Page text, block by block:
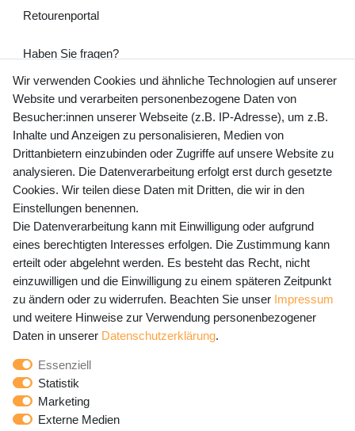
Retourenportal
Haben Sie fragen?
+49 (0) 35243 460 400
Mo-Fr 9-15 Uhr
shop@banjado.com
Preisangaben inkl. gesetzl. MwSt. und zzgl. Service- und
Versandkosten
Newsletter Anmeldung - Keine Angebote
mehr verpassen!
E-MAIL **
Newsletter
Honig
Hiermit bestätige ich, dass ich die
gelesen habe. Meine Einwilligung kann ich jederzeit
widerrufen.**
Wir verwenden Cookies und ähnliche Technologien auf unserer
Website und verarbeiten personenbezogene Daten von
Besucher:innen unserer Webseite (z.B. IP-Adresse), um z.B.
Inhalte und Anzeigen zu personalisieren, Medien von
Drittanbietern einzubinden oder Zugriffe auf unsere Website zu
analysieren. Die Datenverarbeitung erfolgt erst durch gesetzte
Cookies. Wir teilen diese Daten mit Dritten, die wir in den
Einstellungen benennen.
Die Datenverarbeitung kann mit Einwilligung oder aufgrund
eines berechtigten Interesses erfolgen. Die Zustimmung kann
erteilt oder abgelehnt werden. Es besteht das Recht, nicht
einzuwilligen und die Einwilligung zu einem späteren Zeitpunkt
zu ändern oder zu widerrufen. Beachten Sie unser Impressum
und weitere Hinweise zur Verwendung personenbezogener
Daten in unserer Daten­schutz­erklärung.
Essenziell
Statistik
Marketing
Externe Medien